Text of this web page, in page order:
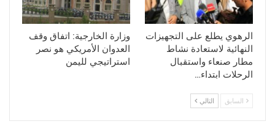
الرهوي يطلع على التجهيزات
النهائية لاستعادة نشاط
مطار صنعاء واستقبال
الرحلات ابتداء…
وزارة الخارجية: اتفاق وقف
العدوان الأمريكي هو نصر
استراتيجي لليمن
السابق التالي